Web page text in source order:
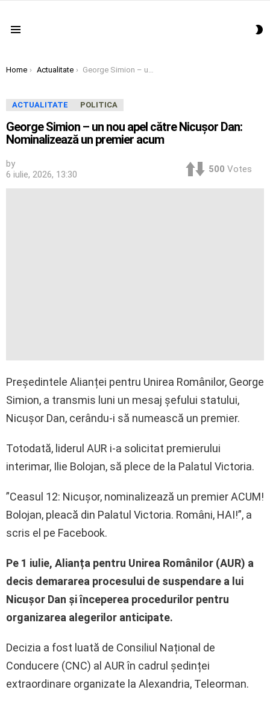
You are here:
Home Actualitate George Simion – un nou apel către Nicușor Dan: Nominalizează un premier acum
ACTUALITATE POLITICA
George Simion – un nou apel către Nicușor Dan:
Nominalizează un premier acum
by
6 iulie, 2026, 13:30
500 Votes
Președintele Alianței pentru Unirea Românilor, George
Simion, a transmis luni un mesaj șefului statului,
Nicușor Dan, cerându-i să numească un premier.
Totodată, liderul AUR i-a solicitat premierului
interimar, Ilie Bolojan, să plece de la Palatul Victoria.
”Ceasul 12: Nicușor, nominalizează un premier ACUM!
Bolojan, pleacă din Palatul Victoria. Români, HAI!”, a
scris el pe Facebook.
Pe 1 iulie, Alianța pentru Unirea Românilor (AUR) a
decis demararea procesului de suspendare a lui
Nicușor Dan și începerea procedurilor pentru
organizarea alegerilor anticipate.
Decizia a fost luată de Consiliul Național de
Conducere (CNC) al AUR în cadrul ședinței
extraordinare organizate la Alexandria, Teleorman.